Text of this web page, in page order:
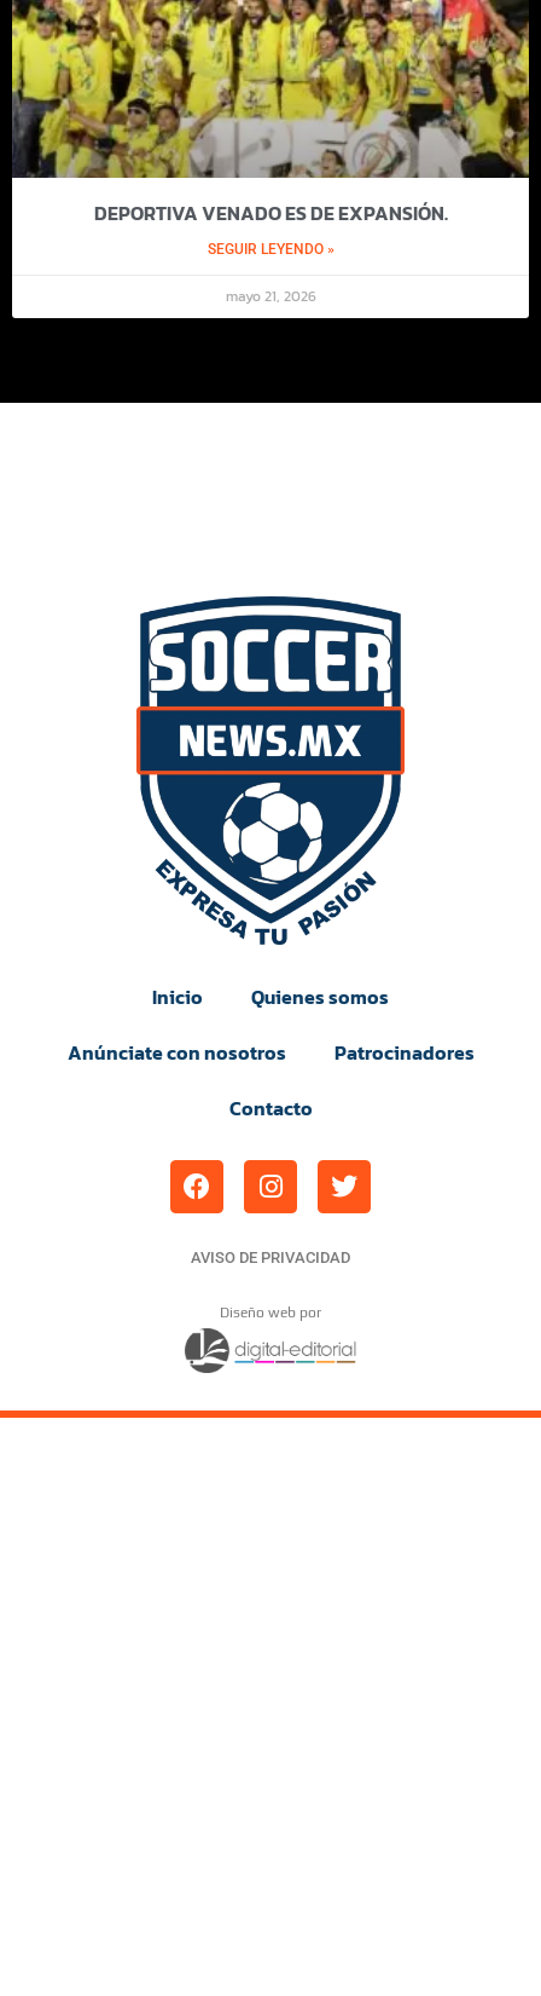
DEPORTIVA VENADO ES DE EXPANSIÓN.
SEGUIR LEYENDO »
mayo 21, 2026
Inicio
Quienes somos
Anúnciate con nosotros
Patrocinadores
Contacto
AVISO DE PRIVACIDAD
Diseño web por